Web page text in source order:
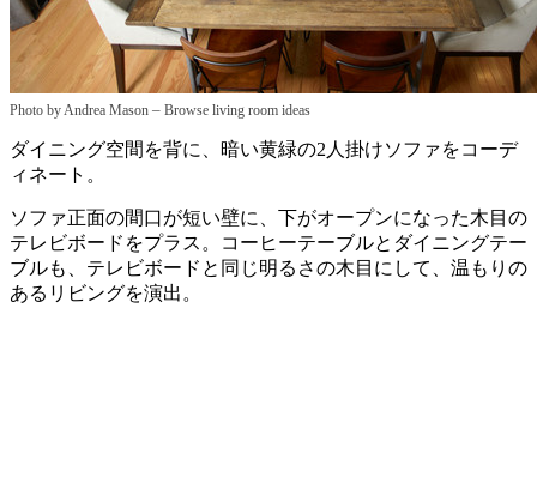
Photo by Andrea Mason – Browse living room ideas
ダイニング空間を背に、暗い黄緑の2人掛けソファをコーデ
ィネート。
ソファ正面の間口が短い壁に、下がオープンになった木目の
テレビボードをプラス。コーヒーテーブルとダイニングテー
ブルも、テレビボードと同じ明るさの木目にして、温もりの
あるリビングを演出。